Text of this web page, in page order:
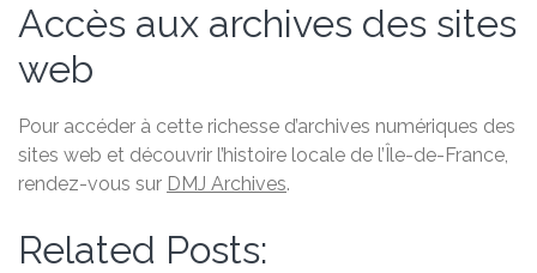
Accès aux archives des sites
web
Pour accéder à cette richesse d’archives numériques des
sites web et découvrir l’histoire locale de l’Île-de-France,
rendez-vous sur DMJ Archives.
Related Posts: